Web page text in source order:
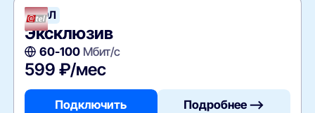
АТЭЛ
Эксклюзив
60-100Мбит/с
599 ₽/мес
Подключить Подробнее —>